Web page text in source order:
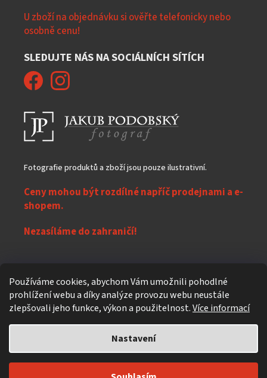
Používáme cookies, abychom Vám umožnili pohodlné
prohlížení webu a díky analýze provozu webu neustále
zlepšovali jeho funkce, výkon a použitelnost.Více informací
Nastavení
U zboží na objednávku si ověřte telefonicky nebo
osobně cenu!
SLEDUJTE NÁS NA SOCIÁLNÍCH SÍTÍCH
Fotografie produktů a zboží jsou pouze ilustrativní.
Ceny mohou být rozdílné napříč prodejnami a e-
shopem.
Nezasíláme do zahraničí!
Vytvořil Shoptet
eXpres nápoje. Všechna práva vyhrazena.
nastavení cookies
Individuální design a úpravy619design.cz - Reklamní agentura z